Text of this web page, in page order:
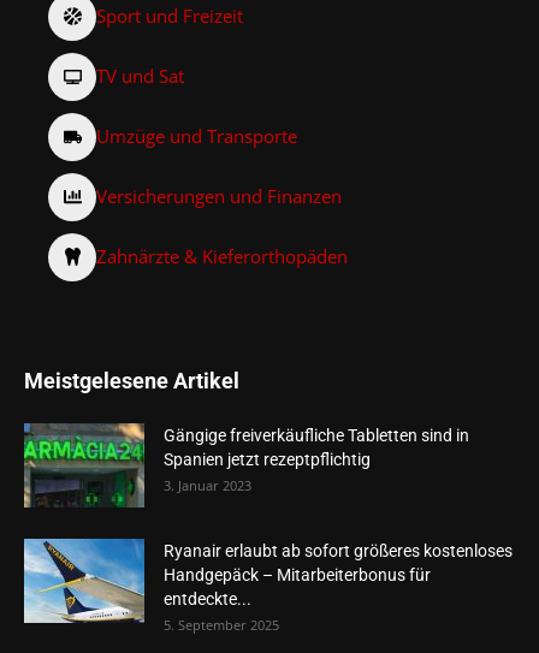
Sport und Freizeit
TV und Sat
Umzüge und Transporte
Versicherungen und Finanzen
Zahnärzte & Kieferorthopäden
Meistgelesene Artikel
Gängige freiverkäufliche Tabletten sind in
Spanien jetzt rezeptpflichtig
3. Januar 2023
Ryanair erlaubt ab sofort größeres kostenloses
Handgepäck – Mitarbeiterbonus für
entdeckte...
5. September 2025